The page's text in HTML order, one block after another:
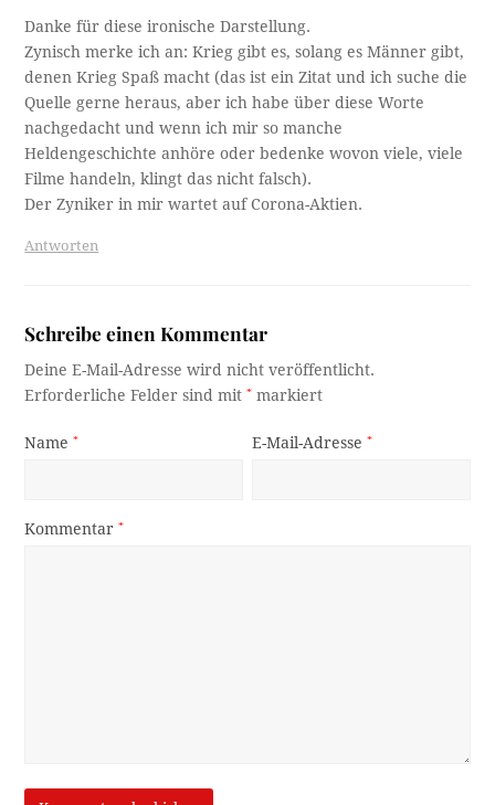
Danke für diese ironische Darstellung.
Zynisch merke ich an: Krieg gibt es, solang es Männer gibt,
denen Krieg Spaß macht (das ist ein Zitat und ich suche die
Quelle gerne heraus, aber ich habe über diese Worte
nachgedacht und wenn ich mir so manche
Heldengeschichte anhöre oder bedenke wovon viele, viele
Filme handeln, klingt das nicht falsch).
Der Zyniker in mir wartet auf Corona-Aktien.
Antworten
Schreibe einen Kommentar
Deine E-Mail-Adresse wird nicht veröffentlicht.
Erforderliche Felder sind mit* markiert
Name* E-Mail-Adresse*
Kommentar*